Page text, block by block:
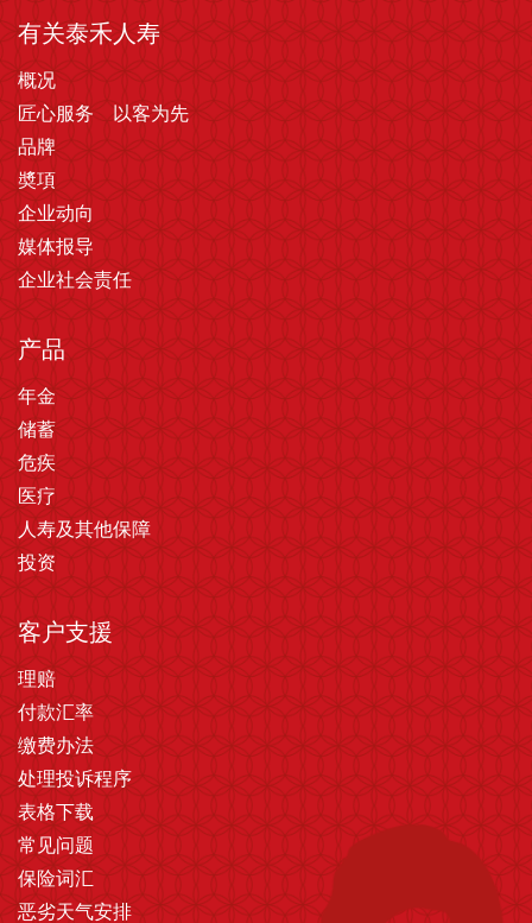
有关泰禾人寿
概况
匠心服务 以客为先
品牌
奬項
企业动向
媒体报导
企业社会责任
产品
年金
储蓄
危疾
医疗
人寿及其他保障
投资
客户支援
理赔
付款汇率
缴费办法
处理投诉程序
表格下载
常见问题
保险词汇
恶劣天气安排